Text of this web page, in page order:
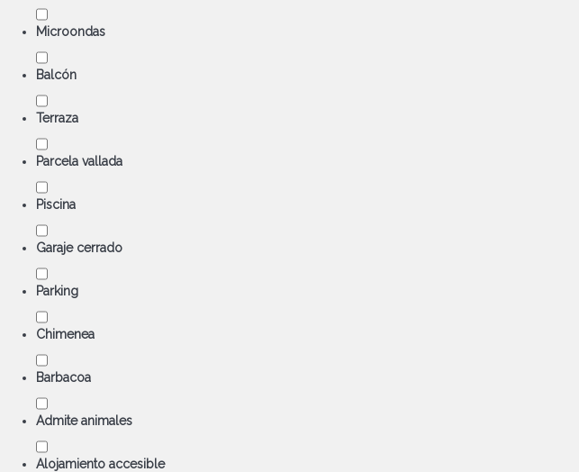
Microondas
Balcón
Terraza
Parcela vallada
Piscina
Garaje cerrado
Parking
Chimenea
Barbacoa
Admite animales
Alojamiento accesible